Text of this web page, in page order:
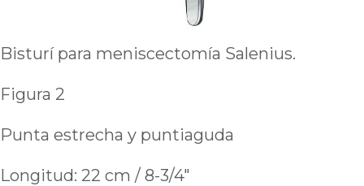
Bisturí para meniscectomía Salenius.
Figura 2
Punta estrecha y puntiaguda
Longitud: 22 cm / 8-3/4"